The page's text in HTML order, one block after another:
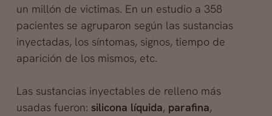
un millón de victimas. En un estudio a 358
pacientes se agruparon según las sustancias
inyectadas, los síntomas, signos, tiempo de
aparición de los mismos, etc.
Las sustancias inyectables de relleno más
usadas fueron: silicona líquida, parafina,